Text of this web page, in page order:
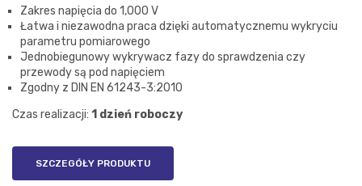
wynosiła:
997,53 zł.
wynosi:
927,70 zł.
Zakres napięcia do 1,000 V
Łatwa i niezawodna praca dzięki automatycznemu wykryciu
parametru pomiarowego
Jednobiegunowy wykrywacz fazy do sprawdzenia czy
przewody są pod napięciem
Zgodny z DIN EN 61243-3:2010
Czas realizacji: 1 dzień roboczy
SZCZEGÓŁY PRODUKTU